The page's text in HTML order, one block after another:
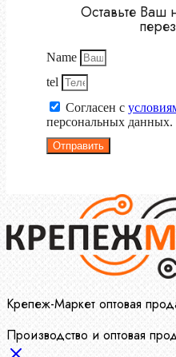
Оставьте
Name
tel
Согласен с
персональных данных.
Отправить
Крепеж-Маркет оптовая
Производство и оптовая